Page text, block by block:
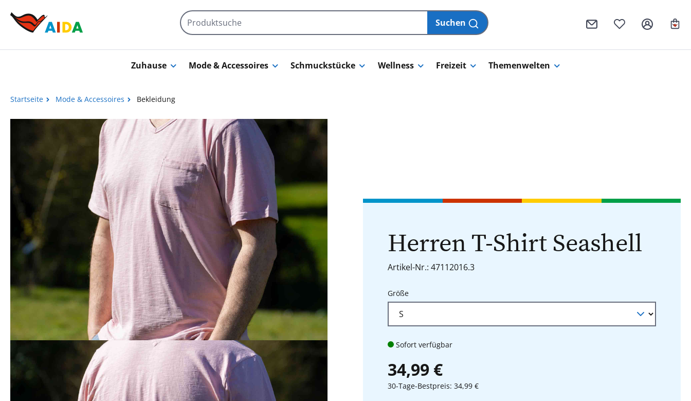
Suchen
Zuhause Mode & Accessoires Schmuckstücke Wellness Freizeit Themenwelten
Startseite Mode & Accessoires Bekleidung
Herren T-Shirt Seashell
Artikel-Nr.: 47112016.3
Größeauswählen
Sofort verfügbar
34,99 €
30-Tage-Bestpreis: 34,99 €
Bildergalerie überspringen